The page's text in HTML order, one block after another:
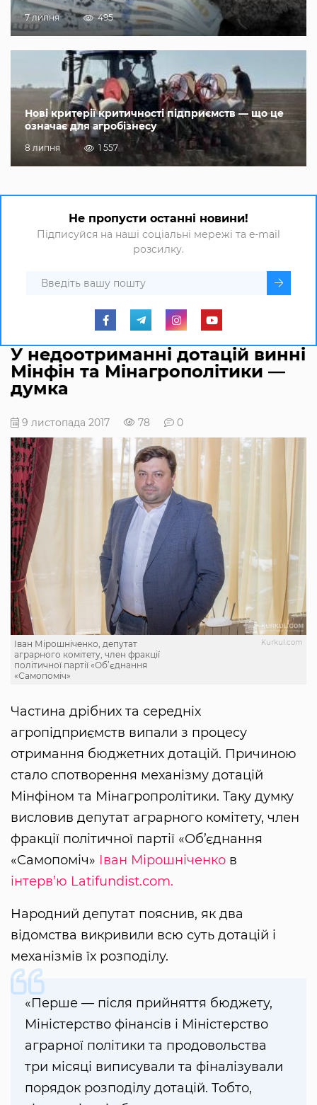
7 липня 495
Нові критерії критичності підприємств — що це
означає для агробізнесу
8 липня 1 557
Не пропусти останні новини!
Підписуйся на наші соціальні мережі та e-mail
розсилку.
У недоотриманні дотацій винні
Мінфін та Мінагрополітики —
думка
9 листопада 2017 78 0
Kurkul.com
Іван Мірошніченко, депутат
аграрного комітету, член фракції
політичної партії «Об’єднання
«Самопоміч»
Частина дрібних та середніх
агропідприємств випали з процесу
отримання бюджетних дотацій. Причиною
стало спотворення механізму дотацій
Мінфіном та Мінагропролітики. Таку думку
висловив депутат аграрного комітету, член
фракції політичної партії «Об’єднання
«Самопоміч» Іван Мірошніченко в
інтерв’ю Latifundist.com.
Народний депутат пояснив, як два
відомства викривили всю суть дотацій і
механізмів їх розподілу.
«Перше — після прийняття бюджету,
Міністерство фінансів і Міністерство
аграрної політики та продовольства
три місяці виписували та фіналізували
порядок розподілу дотацій. Тобто,